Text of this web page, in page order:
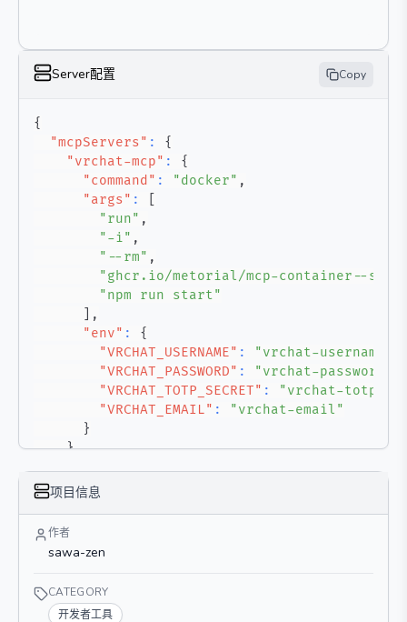
Server配置 Copy
{
"mcpServers" :
{
"vrchat-mcp" :
{
"command" : "docker" ,
"args" :
"run" ,
"-i" ,
"--rm" ,
"ghcr.io/metorial/mcp-container--
"npm run start"
,
"env" :
{
"VRCHAT_USERNAME" : "vrchat-username"
"VRCHAT_PASSWORD" : "vrchat-password"
"VRCHAT_TOTP_SECRET" :
"vrchat-totp-
"VRCHAT_EMAIL" :
"vrchat-email"
}
}
} 项目信息
作者
sawa-zen
CATEGORY
开发者工具